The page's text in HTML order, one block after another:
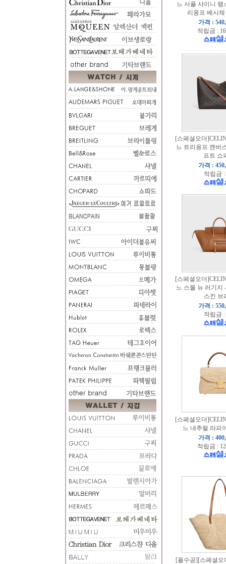
느 서플 샤이니 램
리옹프 베사
가격 :
적립금 :
[스페셜오더
느 트리옹프 캔버
프트 쇼
가격 :
적립금
[스페셜오더
느 스몰 뉴 러기지
스킨 브
가격 :
적립금
[스페셜오더
느 내추럴 라피
가격 :
적립금 :
[올수공][스페셜오